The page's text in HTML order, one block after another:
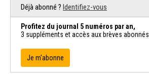
Déjà abonné ? Identifiez-vous
Profitez du journal 5 numéros par an,
3 suppléments et accès aux brèves abonnés
Je m'abonne